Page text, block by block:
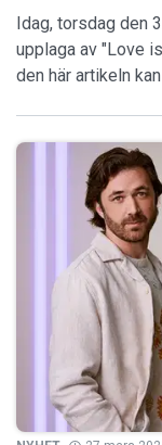
Idag, torsdag den
upplaga av "Love
den här artikeln